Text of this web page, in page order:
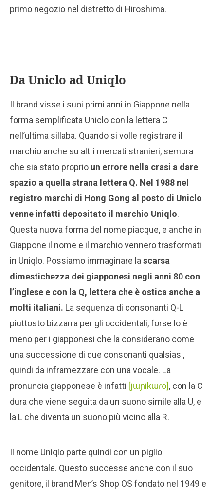
primo negozio nel distretto di Hiroshima.
Da Uniclo ad Uniqlo
Il brand visse i suoi primi anni in Giappone nella
forma semplificata Uniclo con la lettera C
nell’ultima sillaba. Quando si volle registrare il
marchio anche su altri mercati stranieri, sembra
che sia stato proprio un errore nella crasi a dare
spazio a quella strana lettera Q. Nel 1988 nel
registro marchi di Hong Gong al posto di Uniclo
venne infatti depositato il marchio Uniqlo.
Questa nuova forma del nome piacque, e anche in
Giappone il nome e il marchio vennero trasformati
in Uniqlo. Possiamo immaginare la scarsa
dimestichezza dei giapponesi negli anni 80 con
l’inglese e con la Q, lettera che è ostica anche a
molti italiani. La sequenza di consonanti Q-L
piuttosto bizzarra per gli occidentali, forse lo è
meno per i giapponesi che la considerano come
una successione di due consonanti qualsiasi,
quindi da inframezzare con una vocale. La
pronuncia giapponese è infatti [jɯɲikɯɾo], con la C
dura che viene seguita da un suono simile alla U, e
la L che diventa un suono più vicino alla R.
Il nome Uniqlo parte quindi con un piglio
occidentale. Questo successe anche con il suo
genitore, il brand Men’s Shop OS fondato nel 1949 e